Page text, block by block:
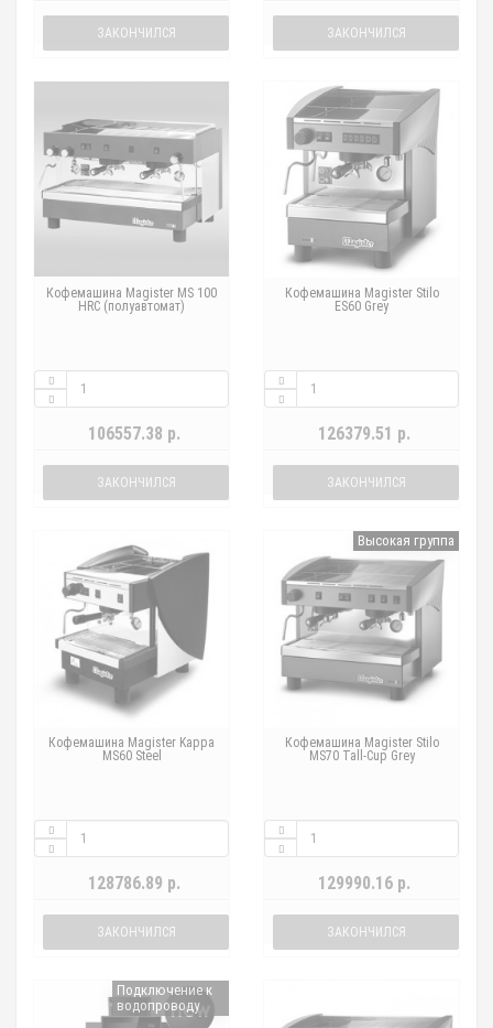
ЗАКОНЧИЛСЯ ЗАКОНЧИЛСЯ
Кофемашина Magister MS 100
HRC (полуавтомат)
106557.38 р.
ЗАКОНЧИЛСЯ
Кофемашина Magister Stilo
ES60 Grey
126379.51 р.
ЗАКОНЧИЛСЯ
Кофемашина Magister Kappa
MS60 Steel
128786.89 р.
ЗАКОНЧИЛСЯ
Высокая группа
Кофемашина Magister Stilo
MS70 Tall-Cup Grey
129990.16 р.
ЗАКОНЧИЛСЯ
Подключение к
водопроводу